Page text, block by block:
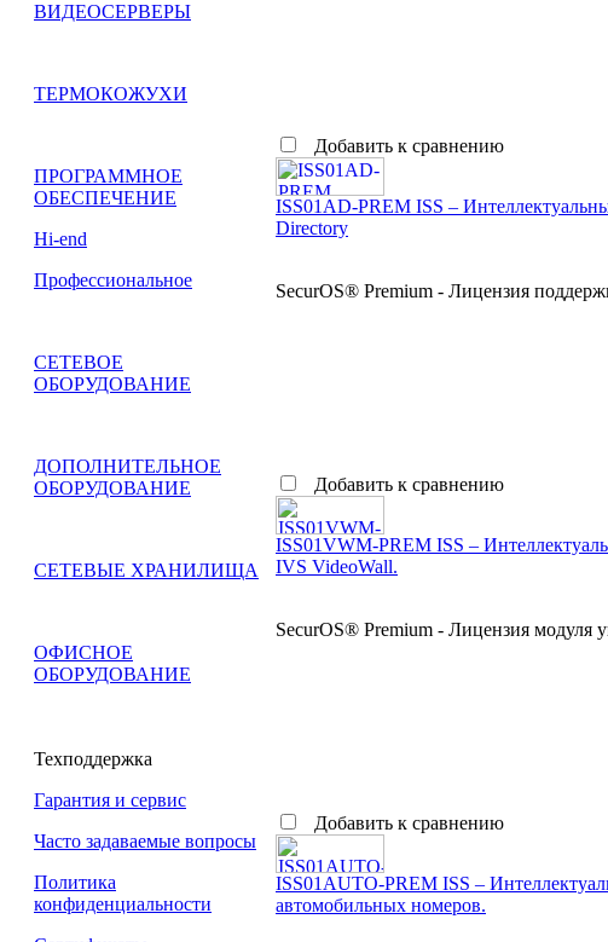
ВИДЕОСЕРВЕРЫ
ТЕРМОКОЖУХИ
ПРОГРАММНОЕ
ОБЕСПЕЧЕНИЕ
Hi-end
Профессиональное
СЕТЕВОЕ
ОБОРУДОВАНИЕ
ДОПОЛНИТЕЛЬНОЕ
ОБОРУДОВАНИЕ
СЕТЕВЫЕ ХРАНИЛИЩА
ОФИСНОЕ
ОБОРУДОВАНИЕ
Техподдержка
Гарантия и сервис
Часто задаваемые вопросы
Политика
конфиденциальности
Добавить к сравнению
ISS01AD-PREM ISS –
Directory
SecurOS® Premium - Лицензия
Добавить к сравнению
ISS01VWM-PREM ISS –
IVS VideoWall.
SecurOS® Premium - Лицензия модуля
Добавить к сравнению
ISS01AUTO-PREM ISS –
автомобильных номеров.